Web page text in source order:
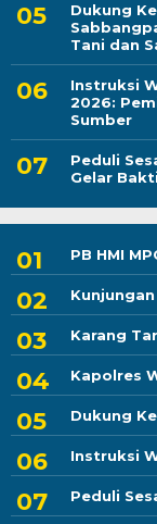
Dukung
Tani dan
Instruksi
2026:
Sumber
Peduli
Gelar
PB HMI
Karang
Kapolres
Dukung
Instruksi
Peduli